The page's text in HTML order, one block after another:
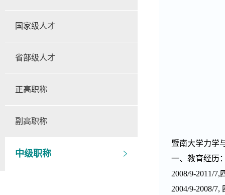
国家级人才
省部级人才
正高职称
副高职称
中级职称
暨南大学力学
一、教育经历
2008/9-2011/
2004/9-2008/